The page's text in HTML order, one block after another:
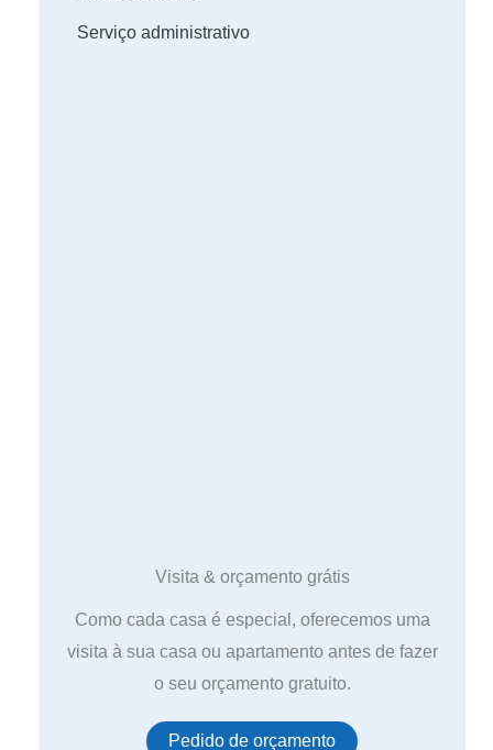
Serviço administrativo
Visita & orçamento grátis
Como cada casa é especial, oferecemos uma
visita à sua casa ou apartamento antes de fazer
o seu orçamento gratuito.
Pedido de orçamento